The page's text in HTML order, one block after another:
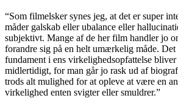
“Som filmelsker synes jeg, at det er super
måder galskab eller ubalance eller
subjektivt. Mange af de her film handler jo
forandre sig på en helt umærkelig måde.
fundament i ens virkelighedsopfattelse
midlertidigt, for man går jo rask ud af
trods alt mulighed for at opleve at være en
virkelighed enten svigter eller smuldrer.”